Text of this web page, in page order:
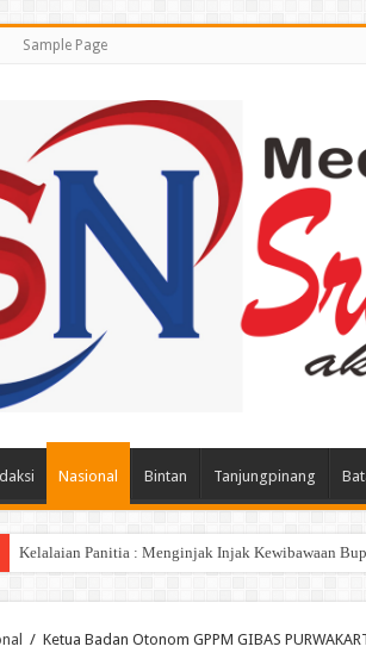
Sample Page
Nasional Bintan Tanjungpinang
Kelalaian Panitia : Menginjak Injak Kewibawaan
/ Ketua Badan Otonom GPPM GIBAS